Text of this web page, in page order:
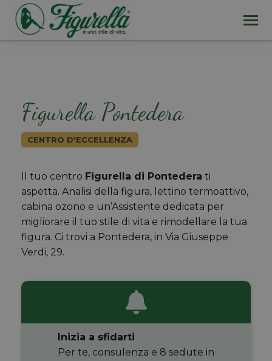
Figurella Pontedera
CENTRO D'ECCELLENZA
Il tuo centro Figurella di Pontedera ti
aspetta. Analisi della figura, lettino termoattivo,
cabina ozono e un’Assistente dedicata per
migliorare il tuo stile di vita e rimodellare la tua
figura. Ci trovi a Pontedera, in Via Giuseppe
Verdi, 29.
Inizia a sfidarti
Per te, consulenza e 8 sedute in